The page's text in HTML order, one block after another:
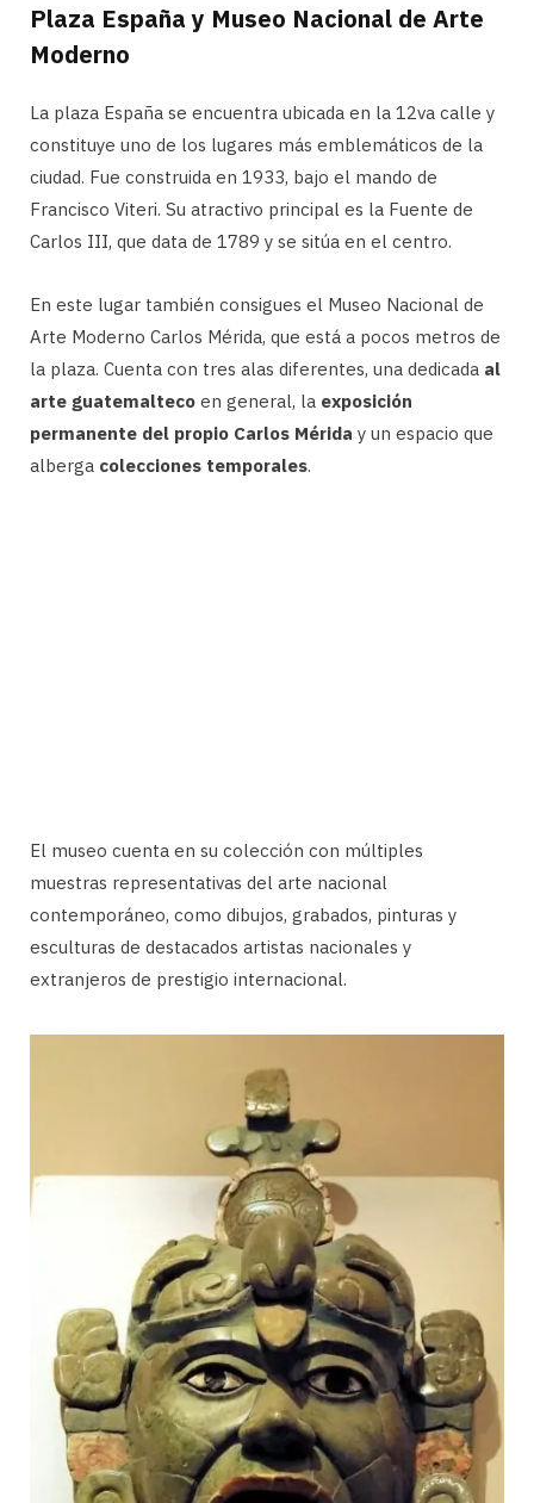
Plaza España y Museo Nacional de Arte
Moderno
La plaza España se encuentra ubicada en la 12va calle y
constituye uno de los lugares más emblemáticos de la
ciudad. Fue construida en 1933, bajo el mando de
Francisco Viteri. Su atractivo principal es la Fuente de
Carlos III, que data de 1789 y se sitúa en el centro.
En este lugar también consigues el Museo Nacional de
Arte Moderno Carlos Mérida, que está a pocos metros de
la plaza. Cuenta con tres alas diferentes, una dedicada al
arte guatemalteco en general, la exposición
permanente del propio Carlos Mérida y un espacio que
alberga colecciones temporales.
El museo cuenta en su colección con múltiples
muestras representativas del arte nacional
contemporáneo, como dibujos, grabados, pinturas y
esculturas de destacados artistas nacionales y
extranjeros de prestigio internacional.